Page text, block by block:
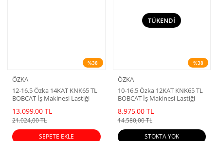
%38
ÖZKA
12-16.5 Özka 14KAT KNK65 TL
BOBCAT İş Makinesi Lastiği
13.099,00 TL
21.024,00 TL
SEPETE EKLE
%38
TÜKENDİ
ÖZKA
10-16.5 Özka 12KAT KNK65 TL
BOBCAT İş Makinesi Lastiği
8.975,00 TL
14.580,00 TL
STOKTA YOK